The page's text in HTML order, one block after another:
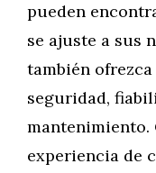
pueden
se ajuste a sus
también
seguridad,
mantenimiento.
experiencia de